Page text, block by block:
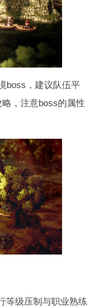
boss，建议队伍平
，注意boss的属性
等级压制与职业熟练